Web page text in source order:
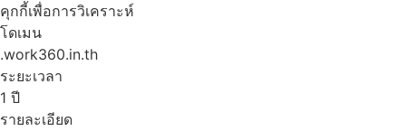
คุกกี้เพื่อการวิเคราะห์
โดเมน
.work360.in.th
ระยะเวลา
1 ปี
รายละเอียด